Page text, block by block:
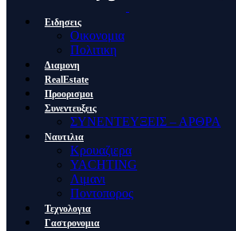
Ειδησεις
Οικονομια
Πολιτικη
Διαμονη
RealEstate
Προορισμοι
Συνεντευξεις
ΣΥΝΕΝΤΕΥΞΕΙΣ – ΑΡΘΡΑ
Ναυτιλια
Κρουαζιερα
YACHTING
Λιμανι
Ποντοπορος
Τεχνολογια
Γαστρονομια